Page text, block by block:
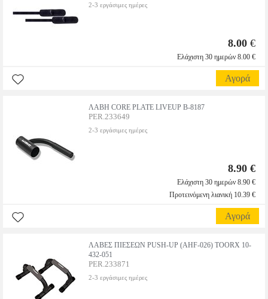
2-3 εργάσιμες ημέρες
8.00 €
Ελάχιστη 30 ημερών 8.00 €
Αγορά
ΛΑΒΗ CORE PLATE LIVEUP Β-8187
PER.233649
2-3 εργάσιμες ημέρες
8.90 €
Ελάχιστη 30 ημερών 8.90 €
Προτεινόμενη λιανική 10.39 €
Αγορά
ΛΑΒΕΣ ΠΙΕΣΕΩΝ PUSH-UP (AHF-026) TOORX 10-
432-051
PER.233871
2-3 εργάσιμες ημέρες